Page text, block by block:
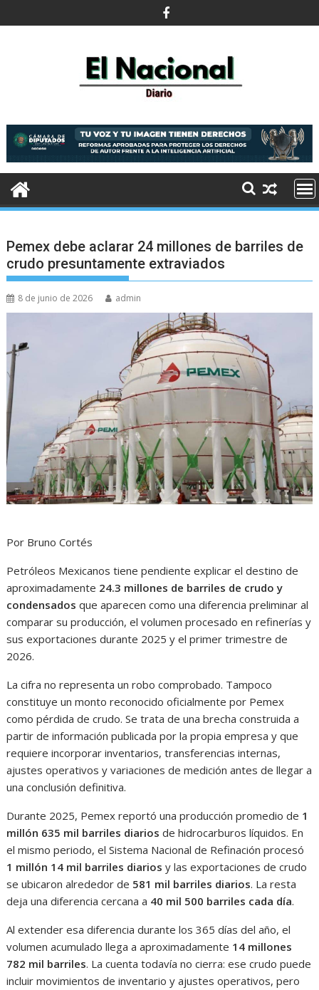
al
Pemex debe aclarar 24 millones de barriles de
crudo presuntamente extraviados
8 de junio de 2026 admin
Por Bruno Cortés
Petróleos Mexicanos tiene pendiente explicar el destino de
aproximadamente 24.3 millones de barriles de crudo y
condensados que aparecen como una diferencia preliminar al
comparar su producción, el volumen procesado en refinerías y
sus exportaciones durante 2025 y el primer trimestre de
2026.
La cifra no representa un robo comprobado. Tampoco
constituye un monto reconocido oficialmente por Pemex
como pérdida de crudo. Se trata de una brecha construida a
partir de información publicada por la propia empresa y que
requiere incorporar inventarios, transferencias internas,
ajustes operativos y variaciones de medición antes de llegar a
una conclusión definitiva.
Durante 2025, Pemex reportó una producción promedio de 1
millón 635 mil barriles diarios de hidrocarburos líquidos. En
el mismo periodo, el Sistema Nacional de Refinación procesó
1 millón 14 mil barriles diarios y las exportaciones de crudo
se ubicaron alrededor de 581 mil barriles diarios. La resta
deja una diferencia cercana a 40 mil 500 barriles cada día.
Al extender esa diferencia durante los 365 días del año, el
volumen acumulado llega a aproximadamente 14 millones
782 mil barriles. La cuenta todavía no cierra: ese crudo puede
incluir movimientos de inventario y ajustes operativos, pero